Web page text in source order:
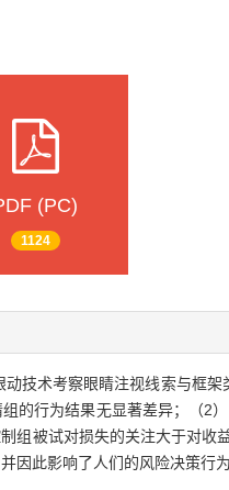
(PC)
1124
技术考察眼睛注视线索与框
的行为结果无显著差异；（2
组被试对损失的关注大于对
因此影响了人们的风险决策行